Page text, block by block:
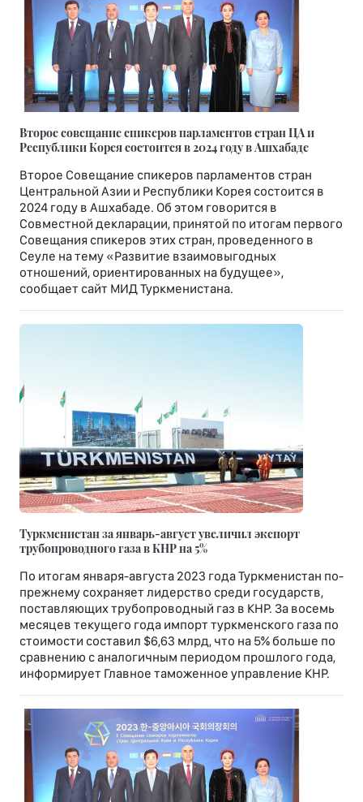
Второе совещание спикеров парламентов стран ЦА и
Республики Корея состоится в 2024 году в Ашхабаде
Второе Совещание спикеров парламентов стран
Центральной Азии и Республики Корея состоится в
2024 году в Ашхабаде. Об этом говорится в
Совместной декларации, принятой по итогам первого
Совещания спикеров этих стран, проведенного в
Сеуле на тему «Развитие взаимовыгодных
отношений, ориентированных на будущее»,
сообщает сайт МИД Туркменистана.
Туркменистан за январь-август увеличил экспорт
трубопроводного газа в КНР на 5%
По итогам января-августа 2023 года Туркменистан по-
прежнему сохраняет лидерство среди государств,
поставляющих трубопроводный газ в КНР. За восемь
месяцев текущего года импорт туркменского газа по
стоимости составил $6,63 млрд, что на 5% больше по
сравнению с аналогичным периодом прошлого года,
информирует Главное таможенное управление КНР.